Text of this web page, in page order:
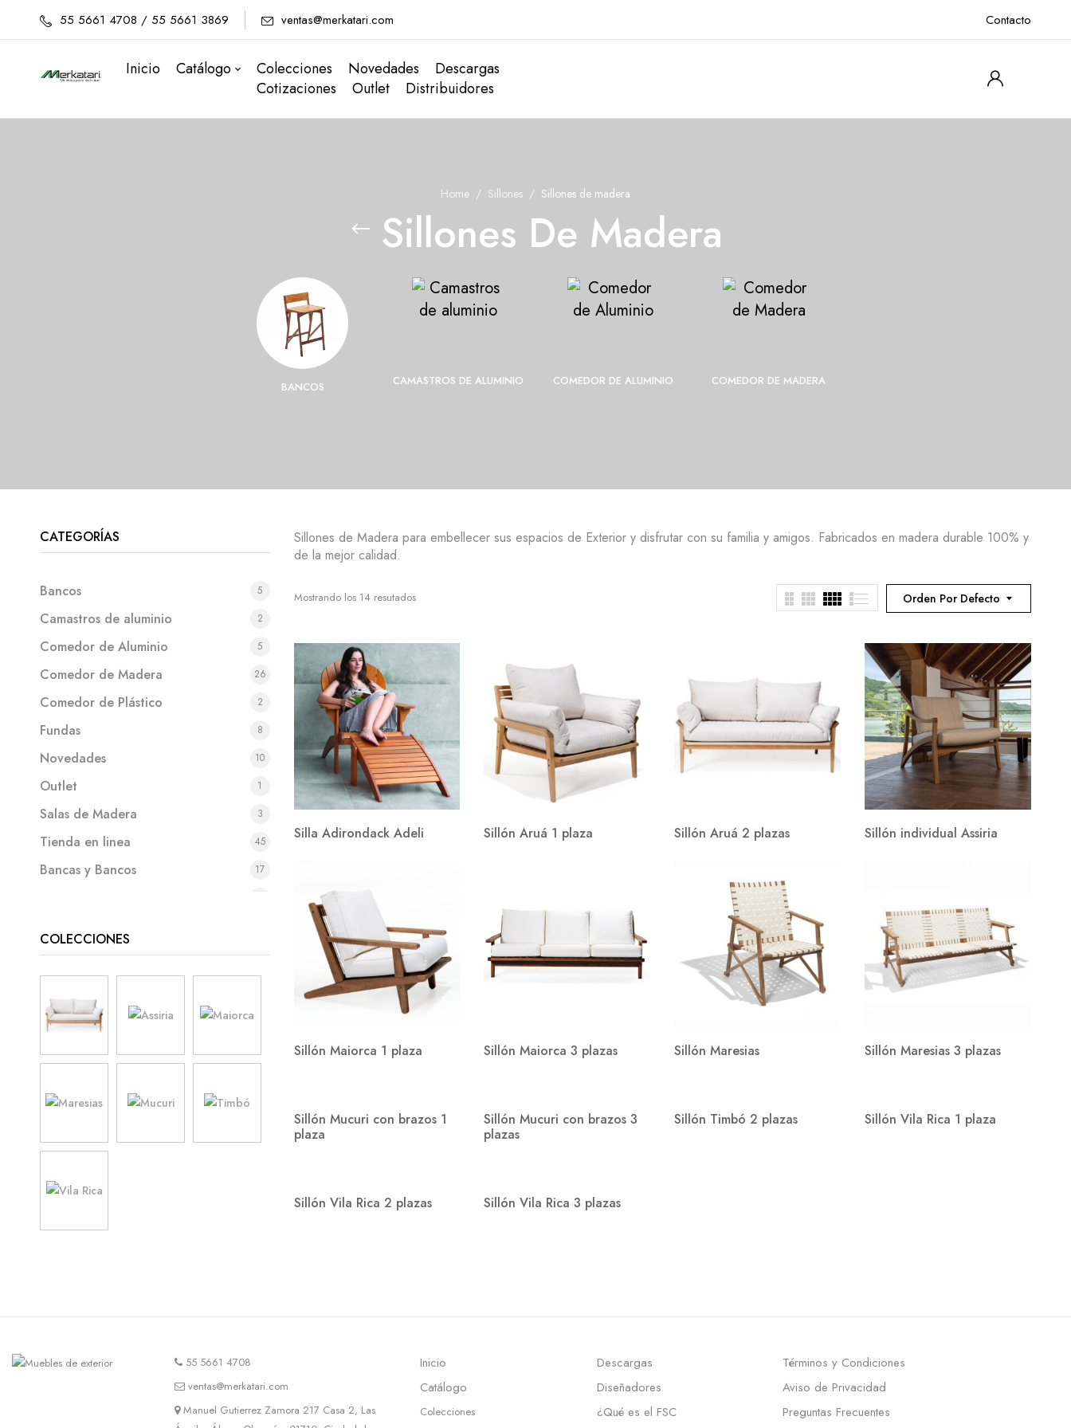
55 5661 4708 / 55 5661 3869 ventas@merkatari.com Contacto
Inicio Catálogo Colecciones Novedades
Descargas
Cotizaciones
Outlet Distribuidores
Home Sillones Sillones de madera
Sillones De Madera
BANCOS CAMASTROS DE ALUMINIO COMEDOR DE ALUMINIO COMEDOR DE MADERA
CATEGORÍAS
Bancos 5
Camastros de aluminio 2
Comedor de Aluminio 5
Comedor de Madera 26
Comedor de Plástico 2
Fundas 8
Novedades 10
Outlet 1
Salas de Madera 3
Tienda en linea 45
Bancas y Bancos 17
Camastros de madera 12
Camastros de plástico 3
Comedores
Mantenimiento
Mesas 57
Mesas de aluminio
Mesas de plástico
Salas
Sillas de madera
COLECCIONES
Sillones de Madera para embellecer sus espacios de Exterior y disfrutar con su familia y amigos. Fabricados en madera durable 100% y
de la mejor calidad.
Orden Por Defecto
Mostrando los 14 resutados
Silla Adirondack Adeli Sillón Aruá 1 plaza Sillón Aruá 2 plazas Sillón individual Assiria
Sillón Maiorca 1 plaza Sillón Maiorca 3 plazas Sillón Maresias Sillón Maresias 3 plazas
Sillón Mucuri con brazos 1
plaza
Sillón Mucuri con brazos 3
plazas
Sillón Timbó 2 plazas Sillón Vila Rica 1 plaza
Sillón Vila Rica 2 plazas Sillón Vila Rica 3 plazas
55 5661 4708
ventas@merkatari.com
Manuel Gutierrez Zamora 217 Casa 2, Las
Inicio
Catálogo
Colecciones
Descargas
Diseñadores
¿Qué es el FSC
Términos y Condiciones
Aviso de Privacidad
Preguntas Frecuentes